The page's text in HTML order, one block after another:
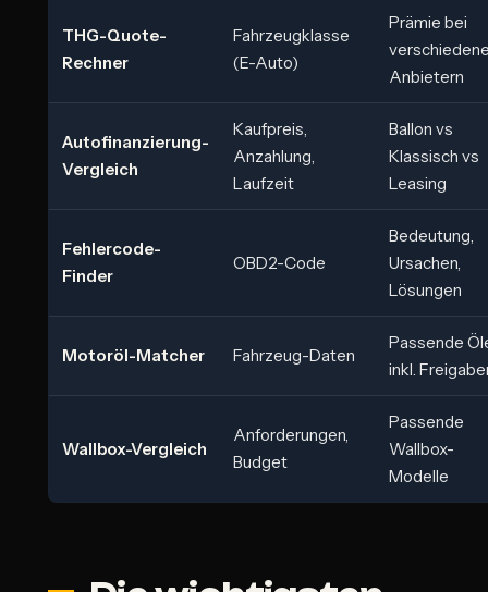
THG-Quote-
Rechner
Fahrzeugklasse
(E-Auto)
Prämie bei
Anbietern
Autofinanzierung-
Vergleich
Kaufpreis,
Anzahlung,
Laufzeit
Ballon vs
Klassisch vs
Leasing
Fehlercode-
Finder
OBD2-Code
Bedeutung,
Ursachen,
Lösungen
Motoröl-Matcher Fahrzeug-Daten
Passende
inkl.
Wallbox-Vergleich
Anforderungen,
Budget
Passende
Wallbox-
Modelle